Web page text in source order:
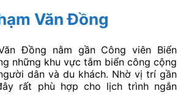
Văn Đồng
Đồng nằm gần Công viên Biển
những khu vực tắm biển công cộng
dân và du khách. Nhờ vị trí gần
rất phù hợp cho lịch trình ngắn